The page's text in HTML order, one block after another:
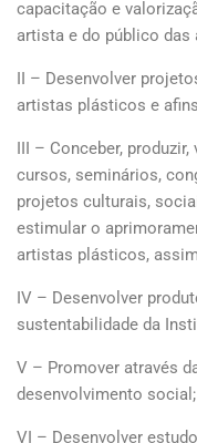
capacitação e
artista e do público das
II – Desenvolver
artistas plásticos e
III – Conceber,
cursos, seminários,
projetos culturais,
estimular o
artistas plásticos,
IV – Desenvolver
sustentabilidade da
V – Promover através
desenvolvimento social;
VI – Desenvolver